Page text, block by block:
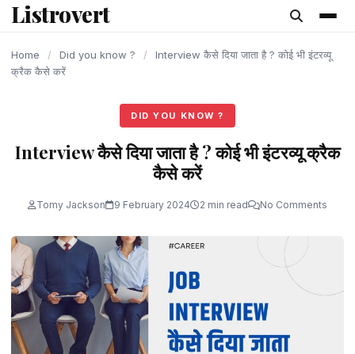
content
Listrovert
Home / Did you know ? /
Interview कैसे दिया जाता है ? कोई भी इंटरव्यू
क्रैक कैसे करें
DID YOU KNOW ?
Interview कैसे दिया जाता है ? कोई भी इंटरव्यू क्रैक
कैसे करें
Tomy Jackson 9 February 2024 2 min read No Comments